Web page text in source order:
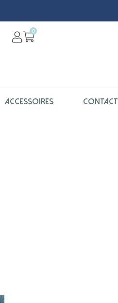
0
ACCESSOIRES CONTACT